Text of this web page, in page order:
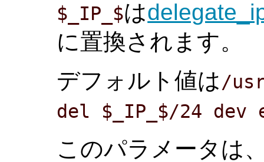
$_IP_$は
に置換されます。
デフォルト値は/
del $_IP_$/24 dev
このパラメータは